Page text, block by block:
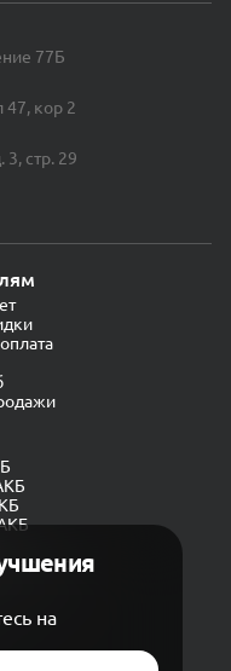
на
77Б
кор 2
3, стр. 29